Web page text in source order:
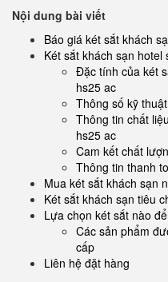
Nội dung bài viết
Báo giá két sắt khách
Két sắt khách sạn
Đặc tính của két
hs25 ac
Thông số kỹ
Thông tin chất
hs25 ac
Cam kết chất
Thông tin thanh
Mua két sắt khách sạn
Két sắt khách sạn tiêu
Lựa chọn két sắt nào
Các sản phẩm
cấp
Liên hệ đặt hàng